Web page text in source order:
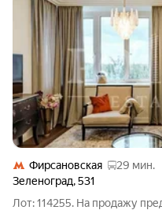
Фирсановская
29 мин.
Зеленоград,531
Лот: 114255. На продажу